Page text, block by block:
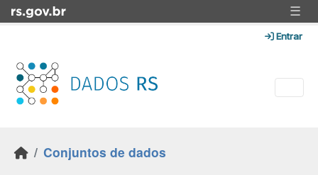
Skip to main content ☰
Entrar
Conjuntos de dados